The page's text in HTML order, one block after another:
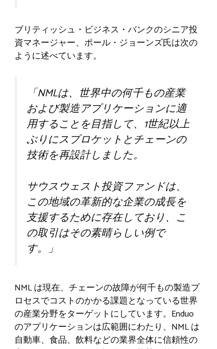
ブリティッシュ・ビジネス・バンクのシニア投
資マネージャー、ポール・ジョーンズ氏は次の
ように述べています。
「NMLは、世界中の何千もの産業
および製造アプリケーションに適
用することを目指して、1世紀以上
ぶりにスプロケットとチェーンの
技術を再設計しました。
サウスウェスト投資ファンドは、
この地域の革新的な企業の成長を
支援するために存在しており、こ
の取引はその素晴らしい例で
す。」
NML は現在、チェーンの故障が何千もの製造プ
ロセスでコストのかかる課題となっている世界
の産業分野をターゲットにしています。Enduo
のアプリケーションは広範囲にわたり、NML は
自動車、食品、飲料などの業界全体に信頼性の